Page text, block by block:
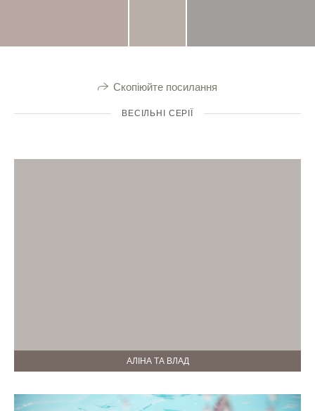
Скопіюйте посилання
ВЕСІЛЬНІ СЕРІЇ
АЛІНА ТА ВЛАД